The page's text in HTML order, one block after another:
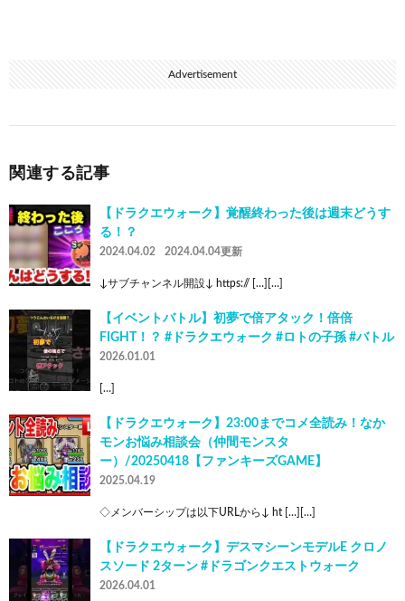
Advertisement
関連する記事
【ドラクエウォーク】覚醒終わった後は週末どうす
る！？
2024.04.02 2024.04.04更新
↓サブチャンネル開設↓ https:// […][…]
【イベントバトル】初夢で倍アタック！倍倍
FIGHT！？ #ドラクエウォーク #ロトの子孫 #バトル
2026.01.01
[…]
【ドラクエウォーク】23:00までコメ全読み！なか
モンお悩み相談会（仲間モンスタ
ー）/20250418【ファンキーズGAME】
2025.04.19
◇メンバーシップは以下URLから↓ ht […][…]
【ドラクエウォーク】デスマシーンモデルE クロノ
スソード 2ターン #ドラゴンクエストウォーク
2026.04.01